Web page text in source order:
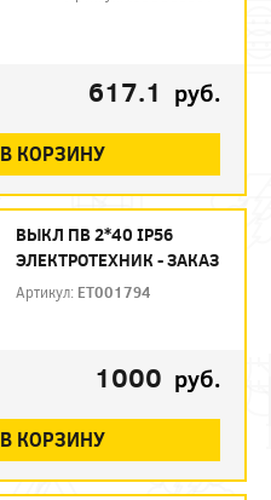
617.1 руб.
В КОРЗИНУ
ВЫКЛ ПВ 2*40 IP56
ЭЛЕКТРОТЕХНИК - ЗАКАЗ
Артикул: ET001794
1000 руб.
В КОРЗИНУ